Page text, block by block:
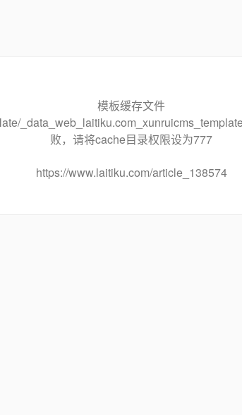
模板缓存文件
败，请将cache目录权限设为777
https://www.laitiku.com/article_138574